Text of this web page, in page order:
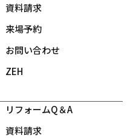
資料請求
来場予約
お問い合わせ
ZEH
リフォームQ＆A
資料請求